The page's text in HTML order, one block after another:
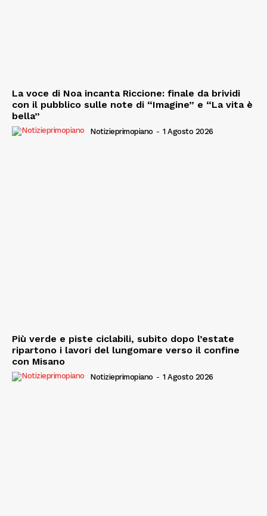
La voce di Noa incanta Riccione: finale da brividi
con il pubblico sulle note di “Imagine” e “La vita è
bella”
Notizieprimopiano - 1 Agosto 2026
Più verde e piste ciclabili, subito dopo l’estate
ripartono i lavori del lungomare verso il confine
con Misano
Notizieprimopiano - 1 Agosto 2026